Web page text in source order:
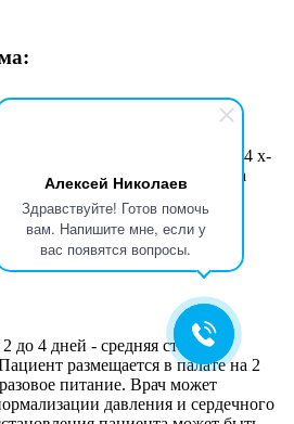
Алексей Николаев
Здравствуйте! Готов помочь
вам. Напишите мне, если у
вас появятся вопросы.
алкоголем - легкое похмелье.
на 3-4 человека, получает 4 х-
восстановления пациента
прокапывания.
до 4 дней - средняя степень
размещается в палате на 2
питание. Врач может
давления и сердечного